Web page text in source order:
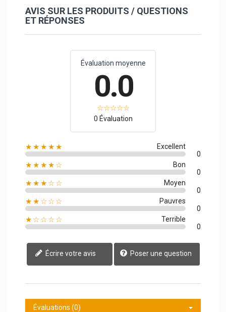
AVIS SUR LES PRODUITS / QUESTIONS
ET RÉPONSES
Évaluation moyenne
0.0
0 Évaluation
★★★★★
Excellent
0
★★★★☆
Bon
0
★★★☆☆
Moyen
0
★★☆☆☆
Pauvres
0
★☆☆☆☆
Terrible
0
Écrire votre avis Poser une question
Évaluations (0)